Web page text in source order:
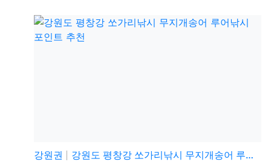
강원권
강원도 평창강 쏘가리낚시 무지개송어 루어낚시 포인트 추…